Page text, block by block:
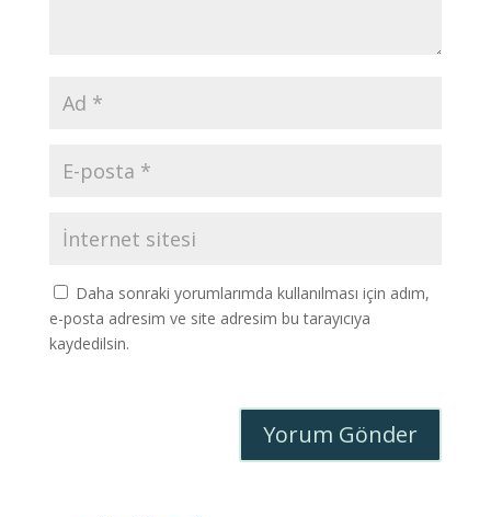
Daha sonraki yorumlarımda kullanılması için adım,
e-posta adresim ve site adresim bu tarayıcıya
kaydedilsin.